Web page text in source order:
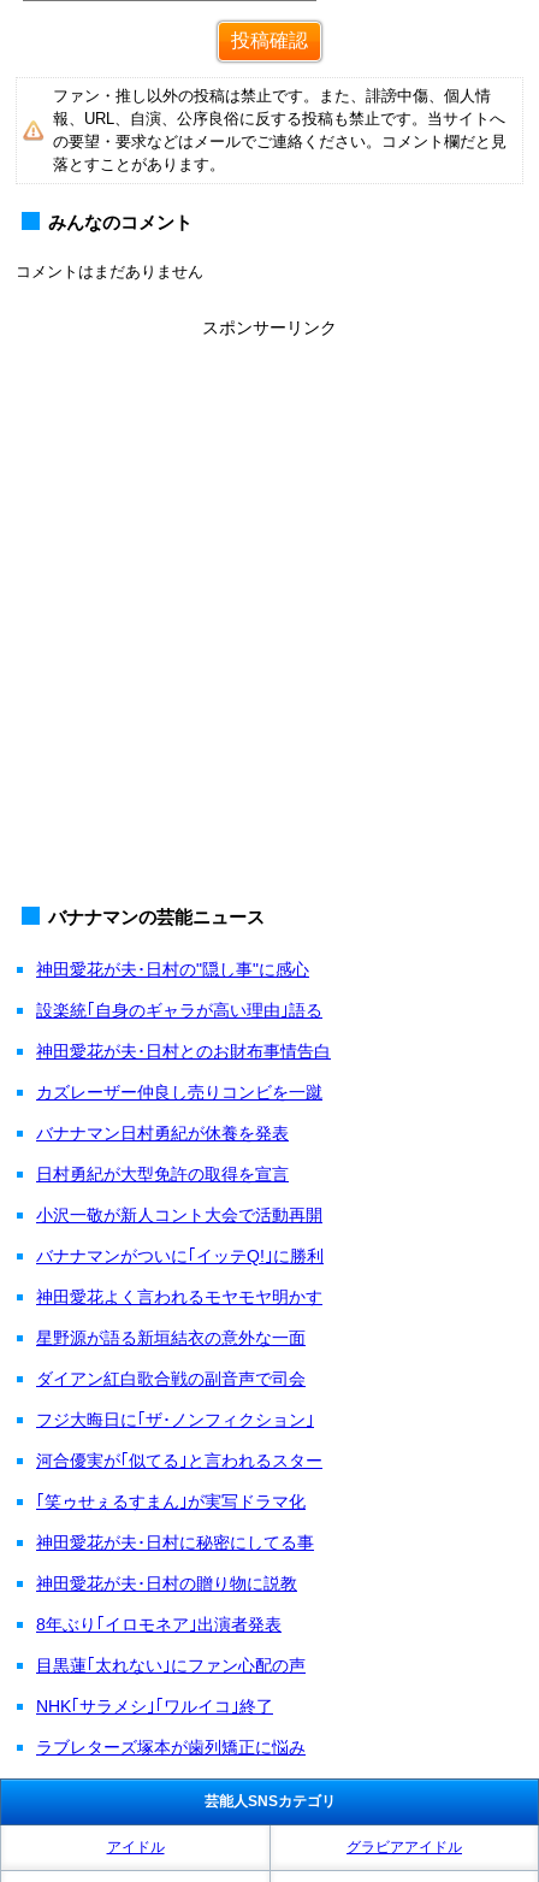
ファン・推し以外の投稿は禁止です。また、誹謗中傷、個人情
報、URL、自演、公序良俗に反する投稿も禁止です。当サイトへ
の要望・要求などはメールでご連絡ください。コメント欄だと見
落とすことがあります。
みんなのコメント
コメントはまだありません
スポンサーリンク
バナナマンの芸能ニュース
神田愛花が夫･日村の"隠し事"に感心
設楽統｢自身のギャラが高い理由｣語る
神田愛花が夫･日村とのお財布事情告白
カズレーザー仲良し売りコンビを一蹴
バナナマン日村勇紀が休養を発表
日村勇紀が大型免許の取得を宣言
小沢一敬が新人コント大会で活動再開
バナナマンがついに｢イッテQ!｣に勝利
神田愛花よく言われるモヤモヤ明かす
星野源が語る新垣結衣の意外な一面
ダイアン紅白歌合戦の副音声で司会
フジ大晦日に｢ザ･ノンフィクション｣
河合優実が｢似てる｣と言われるスター
｢笑ゥせぇるすまん｣が実写ドラマ化
神田愛花が夫･日村に秘密にしてる事
神田愛花が夫･日村の贈り物に説教
8年ぶり｢イロモネア｣出演者発表
目黒蓮｢太れない｣にファン心配の声
NHK｢サラメシ｣｢ワルイコ｣終了
ラブレターズ塚本が歯列矯正に悩み
芸能人SNSカテゴリ
アイドル グラビアアイドル